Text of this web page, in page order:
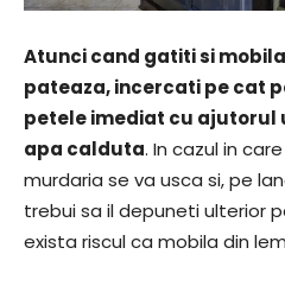
Atunci cand gatiti si
pateaza, incercati pe cat
petele imediat cu ajutorul
apa calduta. In cazul in
murdaria se va usca si, pe
trebui sa il depuneti ulterior
exista riscul ca mobila din